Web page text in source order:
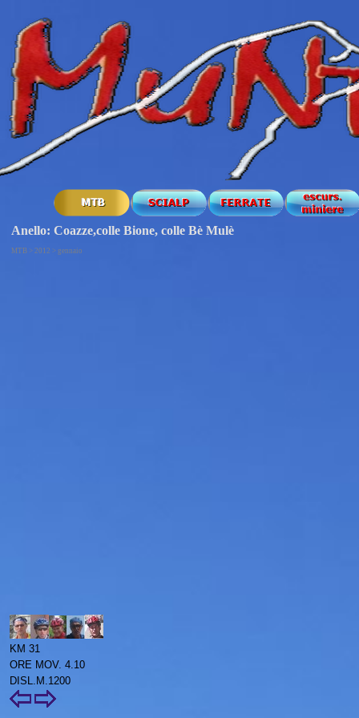
Anello: Coazze,colle Bione, colle Bè Mulè
MTB > 2012 > gennaio
KM 31
ORE MOV. 4.10
DISL.M.1200